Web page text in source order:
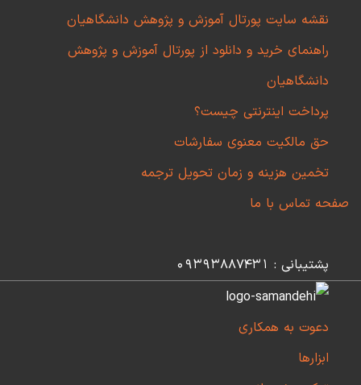
نقشه سایت پورتال آموزش و پژوهش دانشگاهیان
راهنمای خرید و دانلود از پورتال آموزش و پژوهش
دانشگاهیان
پرداخت اینترنتی چیست؟
حق مالکیت معنوی سفارشات
تخمین هزینه و زمان تحویل ترجمه
صفحه تماس با ما
پشتیبانی : 09393887431
دعوت به همکاری
ابزارها